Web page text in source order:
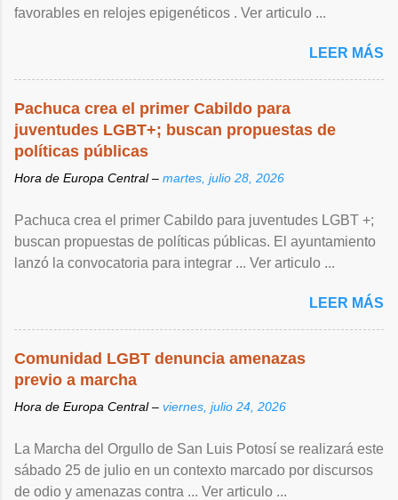
favorables en relojes epigenéticos . Ver articulo ...
LEER MÁS
Pachuca crea el primer Cabildo para
juventudes LGBT+; buscan propuestas de
políticas públicas
Hora de Europa Central – martes, julio 28, 2026
Pachuca crea el primer Cabildo para juventudes LGBT +;
buscan propuestas de políticas públicas. El ayuntamiento
lanzó la convocatoria para integrar ... Ver articulo ...
LEER MÁS
Comunidad LGBT denuncia amenazas
previo a marcha
Hora de Europa Central – viernes, julio 24, 2026
La Marcha del Orgullo de San Luis Potosí se realizará este
sábado 25 de julio en un contexto marcado por discursos
de odio y amenazas contra ... Ver articulo ...